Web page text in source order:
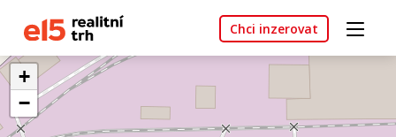
Chci inzerovat
+
−